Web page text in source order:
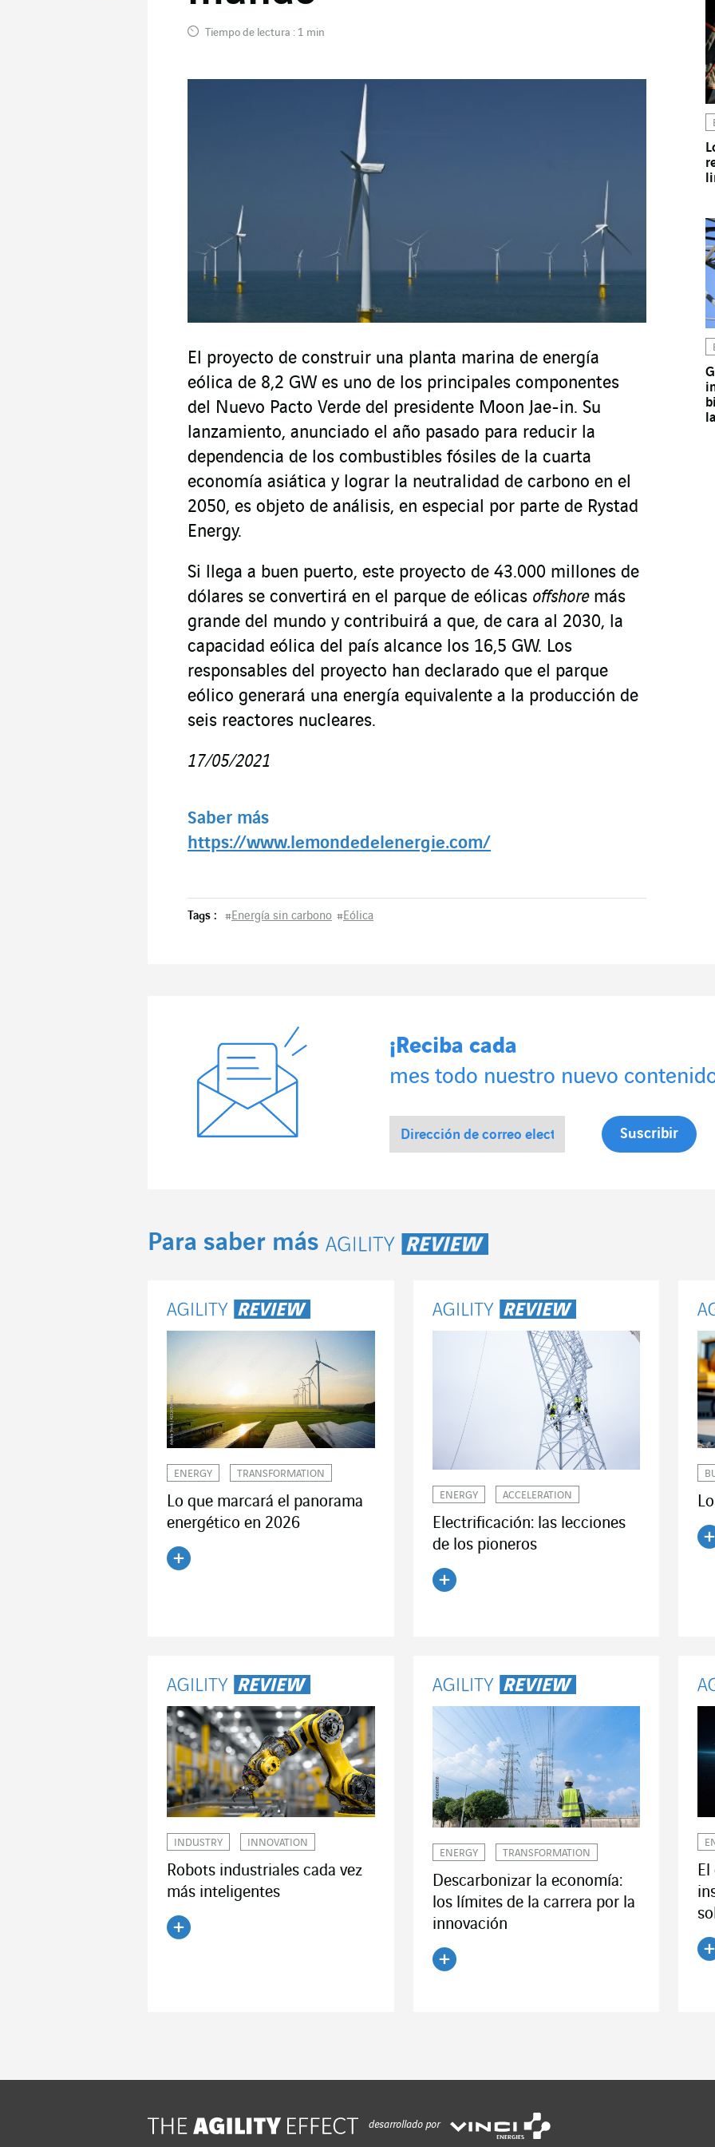
Tiempo de lectura : 1 min
El proyecto de construir una planta marina de energía
eólica de 8,2 GW es uno de los principales componentes
del Nuevo Pacto Verde del presidente Moon Jae-in. Su
lanzamiento, anunciado el año pasado para reducir la
dependencia de los combustibles fósiles de la cuarta
economía asiática y lograr la neutralidad de carbono en el
2050, es objeto de análisis, en especial por parte de Rystad
Energy.
Si llega a buen puerto, este proyecto de 43.000 millones de
dólares se convertirá en el parque de eólicas offshoremás
grande del mundo y contribuirá a que, de cara al 2030, la
capacidad eólica del país alcance los 16,5 GW. Los
responsables del proyecto han declarado que el parque
eólico generará una energía equivalente a la producción de
seis reactores nucleares.
17/05/2021
Saber más
https://www.lemondedelenergie.com/
Tags : #Energía sin carbono #Eólica
¡Reciba cada
mes todo nuestro nuevo
Para saber más
ENERGY TRANSFORMATION
Lo que marcará el panorama
energético en 2026
ENERGY ACCELERATION
Electrificación: las lecciones
de los pioneros
INDUSTRY INNOVATION
Robots industriales cada vez
más inteligentes
ENERGY TRANSFORMATION
Descarbonizar la economía:
los límites de la carrera por la
innovación
desarrollado por